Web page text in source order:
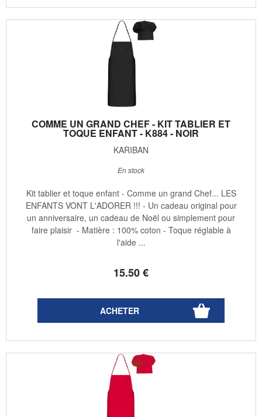
COMME UN GRAND CHEF - KIT TABLIER ET
TOQUE ENFANT - K884 - NOIR
KARIBAN
15.50€
En stock
Kit tablier et toque enfant - Comme un grand Chef... LES
ENFANTS VONT L'ADORER !!! - Un cadeau original pour
un anniversaire, un cadeau de Noël ou simplement pour
faire plaisir - Matière : 100% coton - Toque réglable à
l'aide ...